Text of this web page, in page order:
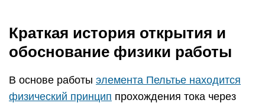
Краткая история открытия и
обоснование физики работы
В основе работы элемента Пельтье находится
физический принцип прохождения тока через